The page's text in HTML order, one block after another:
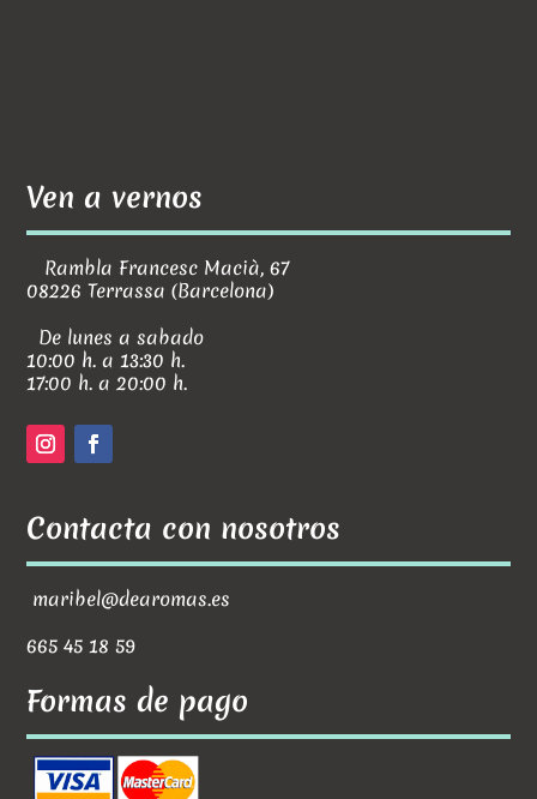
Ven a vernos
Rambla Francesc Macià, 67
08226 Terrassa (Barcelona)
De lunes a sabado
10:00 h. a 13:30 h.
17:00 h. a 20:00 h.
Contacta con nosotros
maribel@dearomas.es
665 45 18 59
Formas de pago